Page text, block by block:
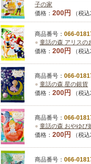
子の家
価格： 200円 （税
商品番号： 066-
● 童話の森 アリスの
価格： 200円 （税
商品番号： 066-
● 童話の森 星の銀貨
価格： 200円 （税
商品番号： 066-
● 童話の森 おやゆび
価格： 200円 （税
商品番号： 066-